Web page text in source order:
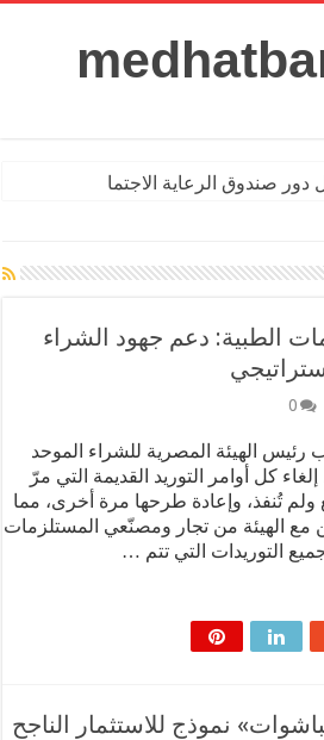
الرعاية الاجتماعية للمعلمين
دعم جهود الشراء
0
الهيئة المصرية للشراء الموحد
كل أوامر التوريد القديمة التي مرّ
تُنفذ، وإعادة طرحها مرة أخرى، مما
الهيئة من تجار ومصنّعي المستلزمات
التوريدات التي تتم …
نموذج للاستثمار الناجح